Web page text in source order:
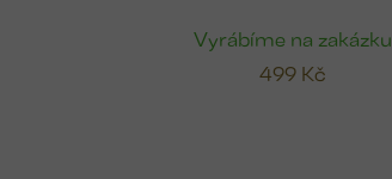
Vyrábíme na zakázku
499 Kč